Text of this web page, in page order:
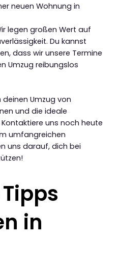
neuen Wohnung in
legen großen Wert auf
Du kannst
dass wir unsere Termine
Umzug reibungslos
Umzug von
und die ideale
uns noch heute
umfangreichen
uns darauf, dich bei
in